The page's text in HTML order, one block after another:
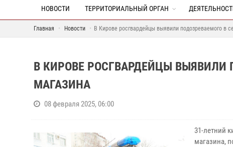
НОВОСТИ ТЕРРИТОРИАЛЬНЫЙ ОРГАН
Главная Новости В Кирове росгвардейцы выявили подозреваемого в
В КИРОВЕ РОСГВАРДЕЙЦЫ
МАГАЗИНА
08 февраля 2025, 06:00
31-летний
магазина,